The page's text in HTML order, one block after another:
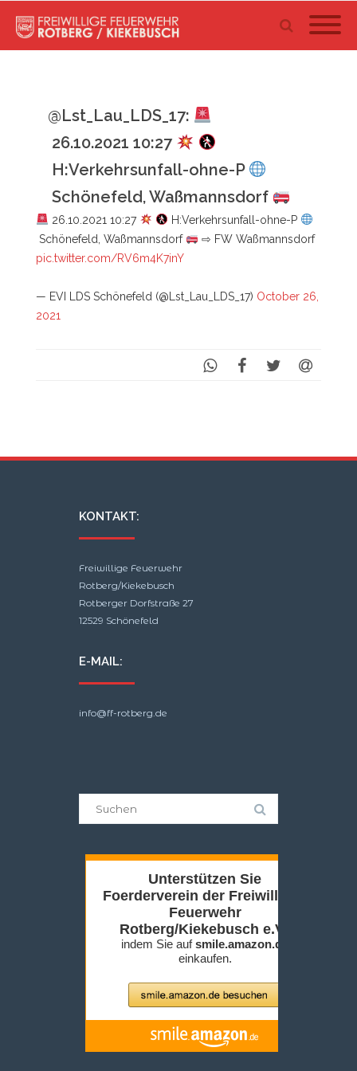
@Lst_Lau_LDS_17:
26.10.2021 10:27
H:Verkehrsunfall-ohne-P
Schönefeld, Waßmannsdorf
26.10.2021 10:27
H:Verkehrsunfall-ohne-P
Schönefeld, Waßmannsdorf
⇨ FW Waßmannsdorf
pic.twitter.com/RV6m4K7inY
— EVI LDS Schönefeld (@Lst_Lau_LDS_17) October 26,
2021
KONTAKT:
Freiwillige Feuerwehr
Rotberg/Kiekebusch
Rotberger Dorfstraße 27
12529 Schönefeld
E-MAIL:
info@ff-rotberg.de